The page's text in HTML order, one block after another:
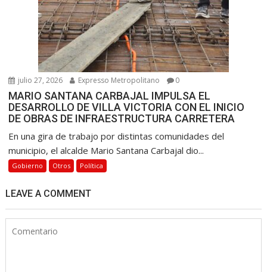
julio 27, 2026 Expresso Metropolitano 0
MARIO SANTANA CARBAJAL IMPULSA EL
DESARROLLO DE VILLA VICTORIA CON EL INICIO
DE OBRAS DE INFRAESTRUCTURA CARRETERA
En una gira de trabajo por distintas comunidades del
municipio, el alcalde Mario Santana Carbajal dio...
Gobierno Otros Política
LEAVE A COMMENT